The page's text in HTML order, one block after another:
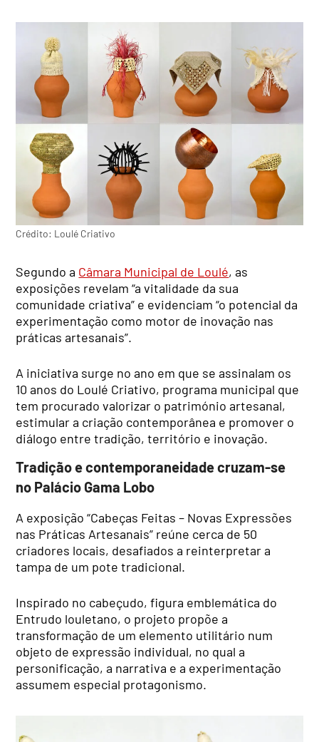
Crédito: Loulé Criativo
Segundo a Câmara Municipal de Loulé, as
exposições revelam “a vitalidade da sua
comunidade criativa” e evidenciam “o potencial da
experimentação como motor de inovação nas
práticas artesanais”.
A iniciativa surge no ano em que se assinalam os
10 anos do Loulé Criativo, programa municipal que
tem procurado valorizar o património artesanal,
estimular a criação contemporânea e promover o
diálogo entre tradição, território e inovação.
Tradição e contemporaneidade cruzam-se
no Palácio Gama Lobo
A exposição “Cabeças Feitas – Novas Expressões
nas Práticas Artesanais” reúne cerca de 50
criadores locais, desafiados a reinterpretar a
tampa de um pote tradicional.
Inspirado no cabeçudo, figura emblemática do
Entrudo louletano, o projeto propõe a
transformação de um elemento utilitário num
objeto de expressão individual, no qual a
personificação, a narrativa e a experimentação
assumem especial protagonismo.